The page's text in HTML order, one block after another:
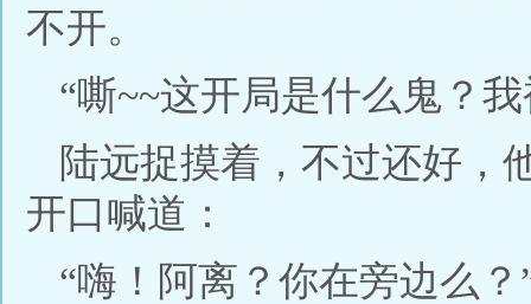
不开。
“嘶~~这开局是什么鬼？
陆远捉摸着，不过还好，
开口喊道：
“嗨！阿离？你在旁边么？